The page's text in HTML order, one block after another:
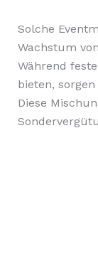
Solche
Wachstum von
Während
bieten,
Diese